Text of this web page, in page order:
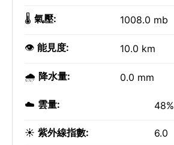
🌡️ 氣壓: 1008.0 mb
👁️ 能見度: 10.0 km
🌧️ 降水量: 0.0 mm
☁️ 雲量: 48%
☀️ 紫外線指數: 6.0